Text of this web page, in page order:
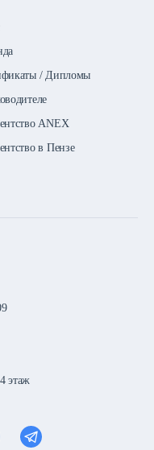
этаж
/ Дипломы
ANEX
в Пензе